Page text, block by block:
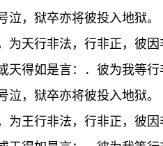
，狱卒亦将彼投入地狱。
为天行非法，行非正，彼
得如是言：．彼为我等
，狱卒亦将彼投入地狱。
为王行非法，行非正，彼